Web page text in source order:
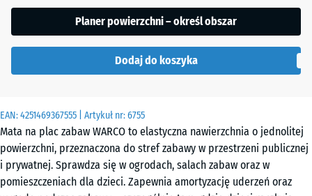
EAN:4251469367555 | Artykuł nr:6755
Mata na plac zabaw WARCO to elastyczna nawierzchnia o jednolitej
powierzchni, przeznaczona do stref zabawy w przestrzeni publicznej
i prywatnej. Sprawdza się w ogrodach, salach zabaw oraz w
pomieszczeniach dla dzieci. Zapewnia amortyzację uderzeń oraz
Szary
granit
Terakota
Planer powierzchni – określ obszar
Dodaj do koszyka